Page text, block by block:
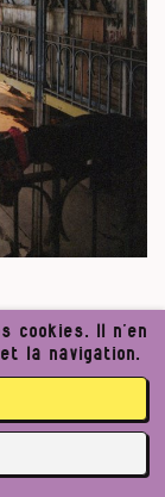
diaspora
cookies. Il n’en
la navigation.